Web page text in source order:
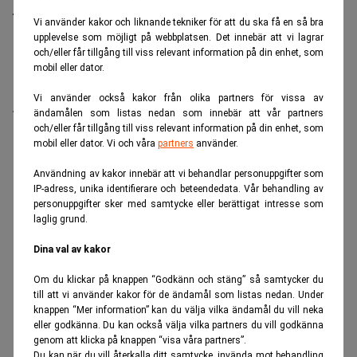
Vi använder kakor och liknande tekniker för att du ska få en så bra
upplevelse som möjligt på webbplatsen. Det innebär att vi lagrar
och/eller får tillgång till viss relevant information på din enhet, som
mobil eller dator.
Vi använder också kakor från olika partners för vissa av
ändamålen som listas nedan som innebär att vår partners
och/eller får tillgång till viss relevant information på din enhet, som
mobil eller dator. Vi och våra partners använder.
Användning av kakor innebär att vi behandlar personuppgifter som
IP-adress, unika identifierare och beteendedata. Vår behandling av
personuppgifter sker med samtycke eller berättigat intresse som
laglig grund.
Dina val av kakor
Om du klickar på knappen “Godkänn och stäng” så samtycker du
till att vi använder kakor för de ändamål som listas nedan. Under
knappen “Mer information” kan du välja vilka ändamål du vill neka
eller godkänna. Du kan också välja vilka partners du vill godkänna
genom att klicka på knappen “visa våra partners”.
framtid gått varma. I en intervju, sänd från Almedalen,
reflekterar Stefan Engeseth och Jörgen Wahl över
behovet av att förnya det politiska engagemanget och
hur modern teknik kan användas för att överbrygga
klyftan mellan medborgare och beslutsfattare.
Titta påvideosidanför en ren videoupplevelse.
ANNONS